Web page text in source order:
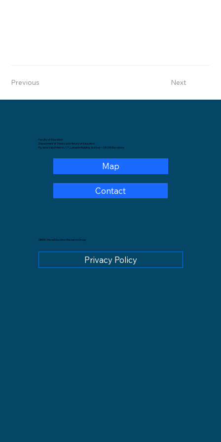
Previous Next
GREM - Moral Education Research Group
Privacy Policy
Faculty of Education
Department of Theory and History of Education.
Pg. de la Vall d'Hebron, 171, Levante Building, 3rd floor – 08035 Barcelona.
Map
Contact